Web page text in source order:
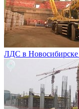
ЛДС в Новосибирске